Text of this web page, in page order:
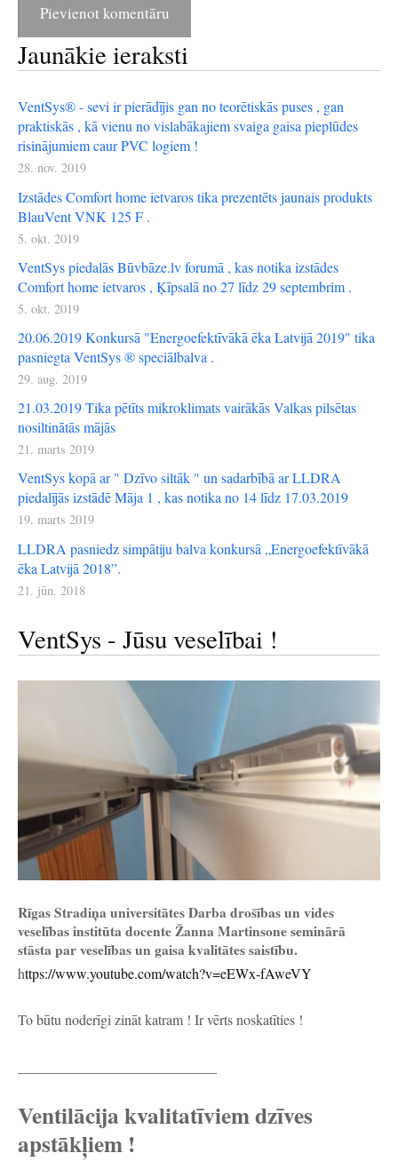
Jaunākie ieraksti
VentSys® - sevi ir pierādījis gan no teorētiskās puses , gan
praktiskās , kā vienu no vislabākajiem svaiga gaisa pieplūdes
risinājumiem caur PVC logiem !
28. nov. 2019
Izstādes Comfort home ietvaros tika prezentēts jaunais produkts
BlauVent VNK 125 F .
5. okt. 2019
VentSys piedalās Būvbāze.lv forumā , kas notika izstādes
Comfort home ietvaros , Ķīpsalā no 27 līdz 29 septembrim .
5. okt. 2019
20.06.2019 Konkursā "Energoefektīvākā ēka Latvijā 2019" tika
pasniegta VentSys ® speciālbalva .
29. aug. 2019
21.03.2019 Tika pētīts mikroklimats vairākās Valkas pilsētas
nosiltinātās mājās
21. marts 2019
VentSys kopā ar " Dzīvo siltāk " un sadarbībā ar LLDRA
piedalījās izstādē Māja 1 , kas notika no 14 līdz 17.03.2019
19. marts 2019
LLDRA pasniedz simpātiju balva konkursā „Energoefektīvākā
ēka Latvijā 2018”.
21. jūn. 2018
VentSys - Jūsu veselībai !
Rīgas Stradiņa universitātes Darba drošības un vides
veselības institūta docente Žanna Martinsone seminārā
stāsta par veselības un gaisa kvalitātes saistību.
https://www.youtube.com/watch?v=eEWx-fAweVY
To būtu noderīgi zināt katram ! Ir vērts noskatīties !
Ventilācija kvalitatīviem dzīves
apstākļiem !